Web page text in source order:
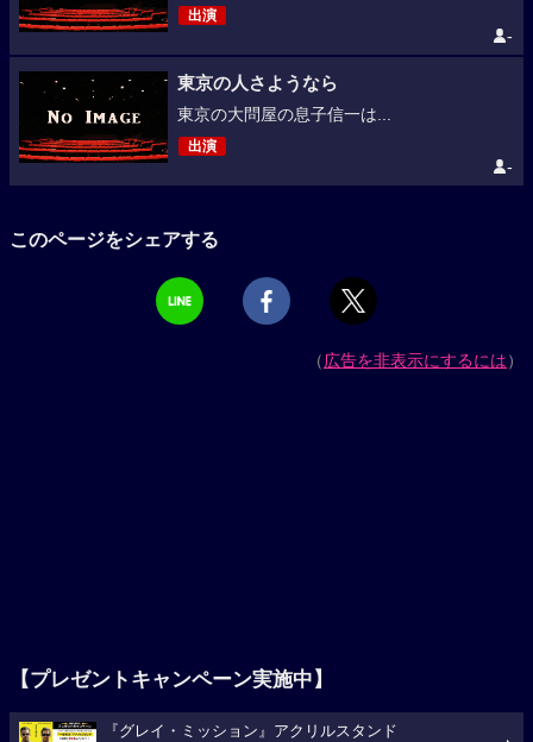
出演
-
東京の人さようなら
東京の大問屋の息子信一は...
出演
-
このページをシェアする
（広告を非表示にするには）
【プレゼントキャンペーン実施中】
『グレイ・ミッション』アクリルスタンド